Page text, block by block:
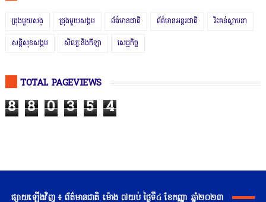
ជ្រុងមួយសង្ ជ្រុងមួយសង្គម ព័ត៌មានជាតិ ព័ត៌មានអន្តរជាតិ រិះគន់ស្ថាបនា
សន្តិសុខសង្គម សិល្បៈនិងកីឡា សេដ្ឋកិច្ច
TOTAL PAGEVIEWS
8 8 0 3 5 4
ផ្សាយឡើងវិញ ៖ ព័ត៌មានជាតិ ម៉ោង ៧យប់ ថ្ងៃទី៤ ខែកញ្ញា ឆ្នាំ២០២៣